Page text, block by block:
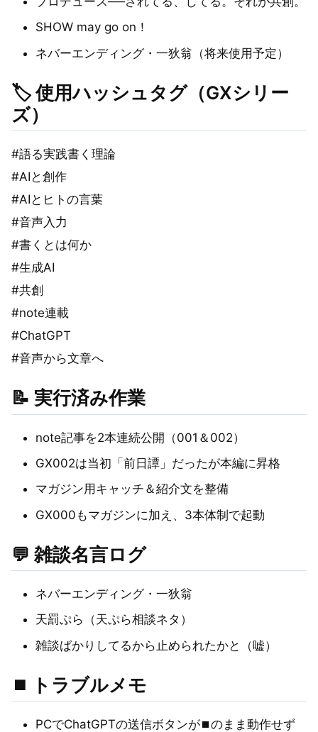
SHOW may go on！
ネバーエンディング・一狄翁（将来使用予定）
🏷️ 使用ハッシュタグ（GXシリー
ズ）
#語る実践書く理論
#AIと創作
#AIとヒトの言葉
#音声入力
#書くとは何か
#生成AI
#共創
#note連載
#ChatGPT
#音声から文章へ
📝 実行済み作業
note記事を2本連続公開（001＆002）
GX002は当初「前日譚」だったが本編に昇格
マガジン用キャッチ＆紹介文を整備
GX000もマガジンに加え、3本体制で起動
💬 雑談名言ログ
ネバーエンディング・一狄翁
天罰ぷら（天ぷら相談ネタ）
雑談ばかりしてるから止められたかと（嘘）
⏹️ トラブルメモ
PCでChatGPTの送信ボタンが⏹️のまま動作せず